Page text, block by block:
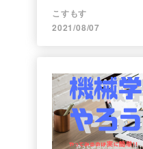
調べた
こすもす
2021/08/07